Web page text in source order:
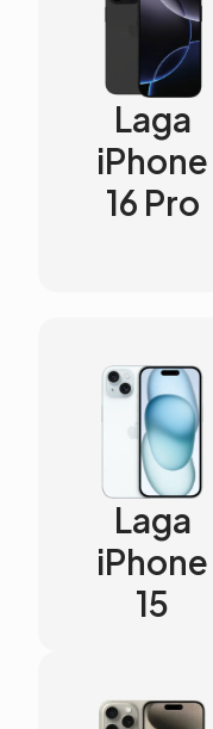
Laga
iPhone
16 Pro
Laga
iPhone
15